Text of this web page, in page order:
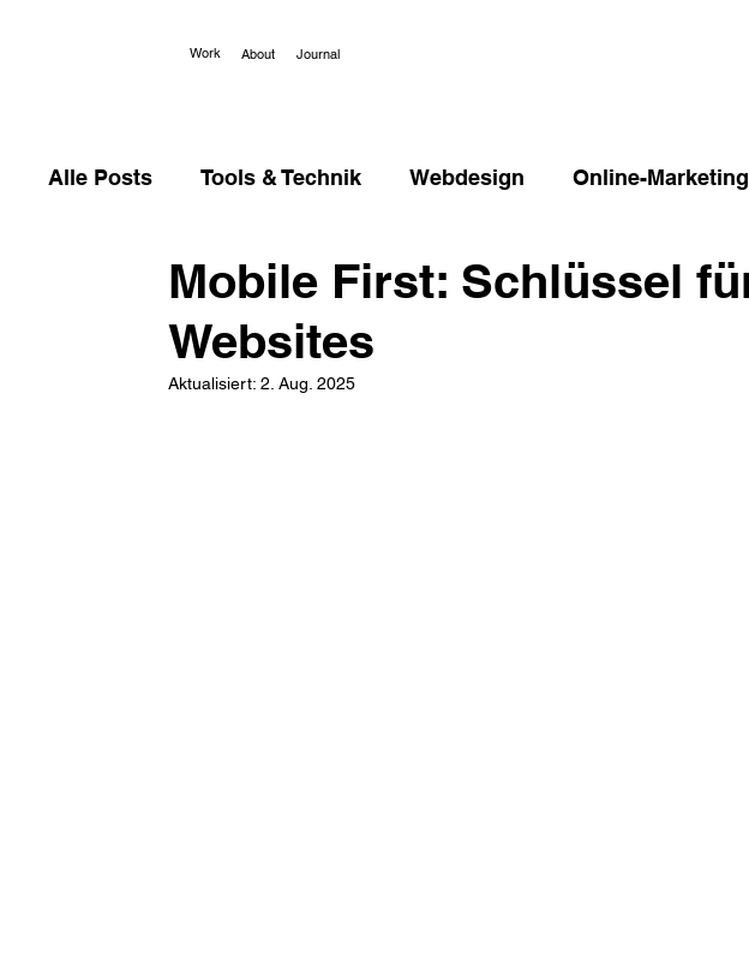
Work About Journal
Alle Posts Tools & Technik Webdesign Online-Marketing
Case StudiesMobile First: Schlüssel
Websites
Aktualisiert:2. Aug. 2025